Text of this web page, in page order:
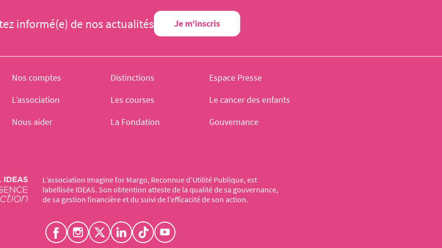
informé(e) de nos actualités Je m'inscris
L’association Imagine for Margo, Reconnue d’Utilité Publique, est
labellisée IDEAS. Son obtention atteste de la qualité de sa gouvernance,
de sa gestion financière et du suivi de l’efficacité de son action.
Nos comptes Distinctions
Espace Presse
L’association
Les courses
Le cancer des enfants
Nous aider
La Fondation Gouvernance